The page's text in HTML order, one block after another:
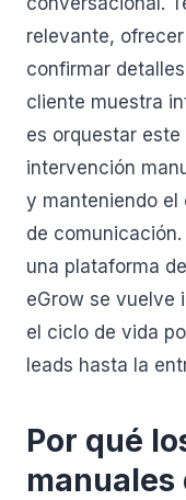
relevante,
confirmar
cliente muestra
es orquestar
intervención
y manteniendo el
de
una plataforma
eGrow se vuelve
el ciclo de vida
leads hasta la
Por qué
manuales